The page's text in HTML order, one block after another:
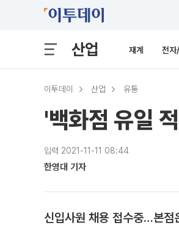
산업 재계 전
이투데이 산업 유통
'백화점 유일
입력 2021-11-11 08:44
한영대 기자
신입사원 채용 접수중…본점